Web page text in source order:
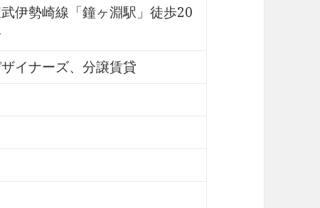
伊勢崎線「鐘ヶ淵駅」徒歩20
イナーズ、分譲賃貸